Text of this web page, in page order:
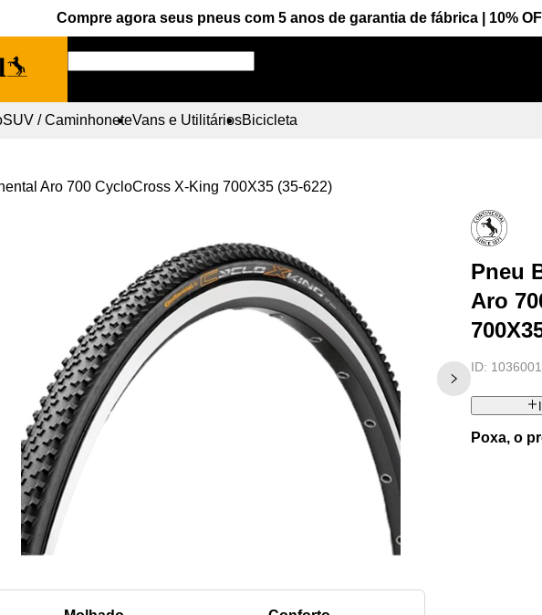
Compre agora seus pneus com 5 anos de garantia de fábrica | 10%
SUV / CaminhoneteVans e UtilitáriosBicicleta
Aro 700 CycloCross X-King 700X35 (35-622)
Pneu
Aro
ID:
Poxa, o